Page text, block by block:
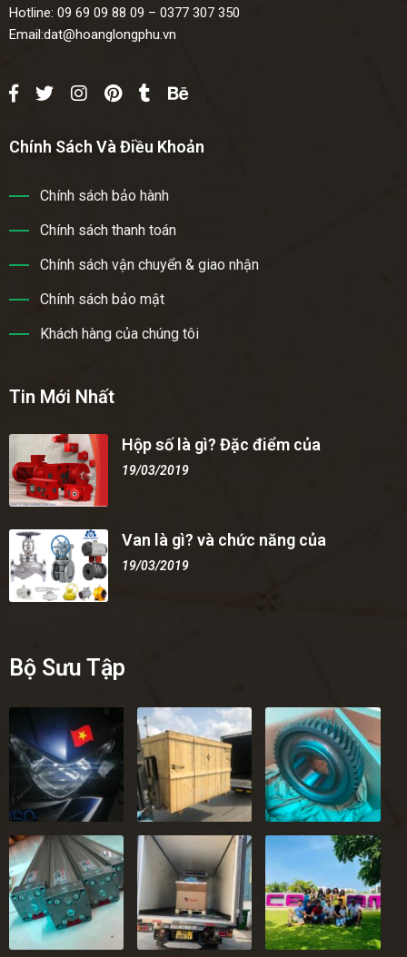
Hotline: 09 69 09 88 09 – 0377 307 350
Email:dat@hoanglongphu.vn
Chính Sách Và Điều Khoản
Chính sách bảo hành
Chính sách thanh toán
Chính sách vận chuyển & giao nhận
Chính sách bảo mật
Khách hàng của chúng tôi
Tin Mới Nhất
Hộp số là gì? Đặc điểm của
19/03/2019
Van là gì? và chức năng của
19/03/2019
Bộ Sưu Tập